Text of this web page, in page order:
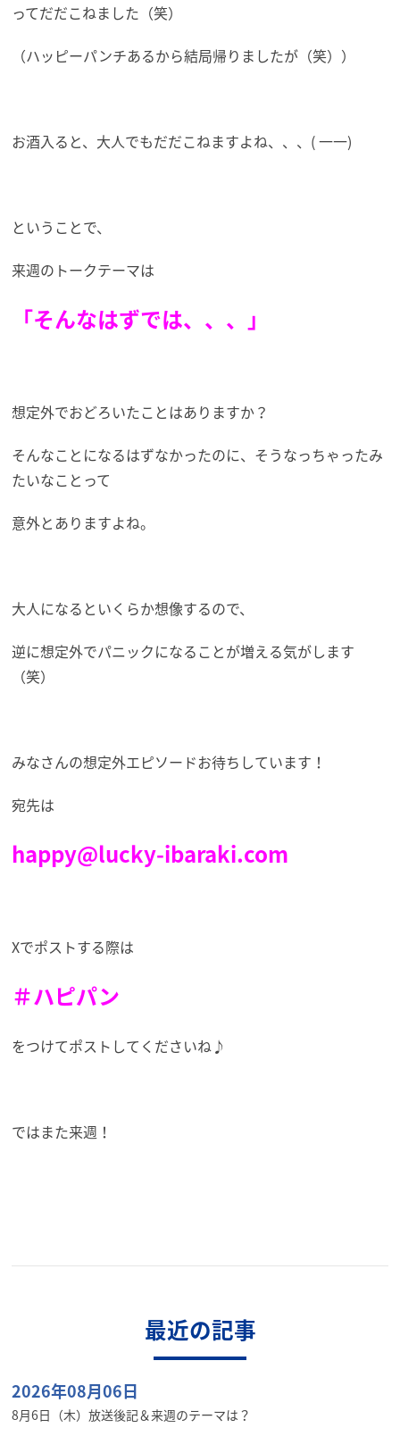
ってだだこねました（笑）
（ハッピーパンチあるから結局帰りましたが（笑））
お酒入ると、大人でもだだこねますよね、、、( 一一)
ということで、
来週のトークテーマは
「そんなはずでは、、、」
想定外でおどろいたことはありますか？
そんなことになるはずなかったのに、そうなっちゃったみ
たいなことって
意外とありますよね。
大人になるといくらか想像するので、
逆に想定外でパニックになることが増える気がします
（笑）
みなさんの想定外エピソードお待ちしています！
宛先は
happy@lucky-ibaraki.com
Xでポストする際は
＃ハピパン
をつけてポストしてくださいね♪
ではまた来週！
最近の記事
2026年08月06日
8月6日（木）放送後記＆来週のテーマは？